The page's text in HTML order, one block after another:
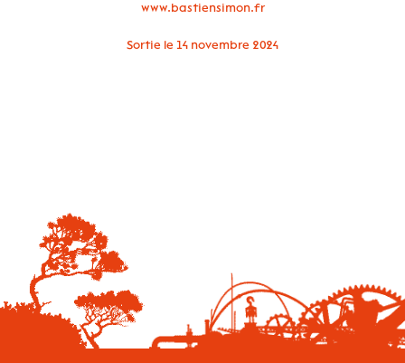
www.bastiensimon.fr
Sortie le 14 novembre 2024